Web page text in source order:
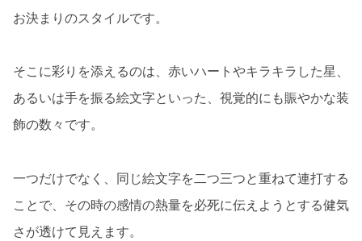
お決まりのスタイルです。
そこに彩りを添えるのは、赤いハートやキラキラした星、
あるいは手を振る絵文字といった、視覚的にも賑やかな装
飾の数々です。
一つだけでなく、同じ絵文字を二つ三つと重ねて連打する
ことで、その時の感情の熱量を必死に伝えようとする健気
さが透けて見えます。